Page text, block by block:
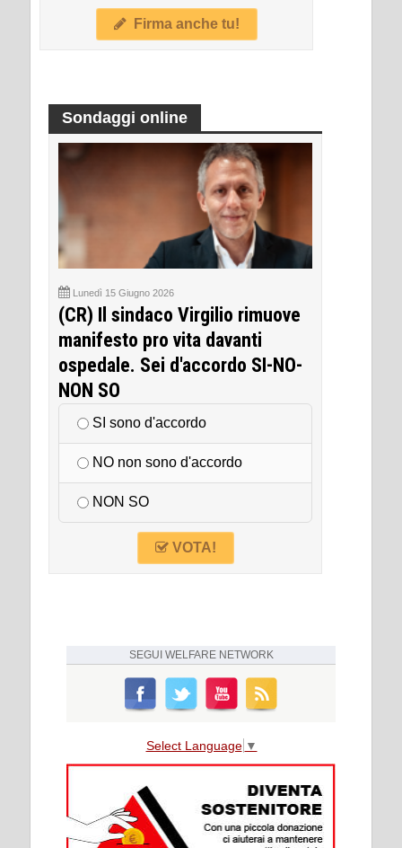
Firma anche tu!
Sondaggi online
Lunedì 15 Giugno 2026
(CR) Il sindaco Virgilio rimuove
manifesto pro vita davanti
ospedale. Sei d'accordo SI-NO-
NON SO
SI sono d'accordo
NO non sono d'accordo
NON SO
VOTA!
SEGUI WELFARE NETWORK
Select Language ▼